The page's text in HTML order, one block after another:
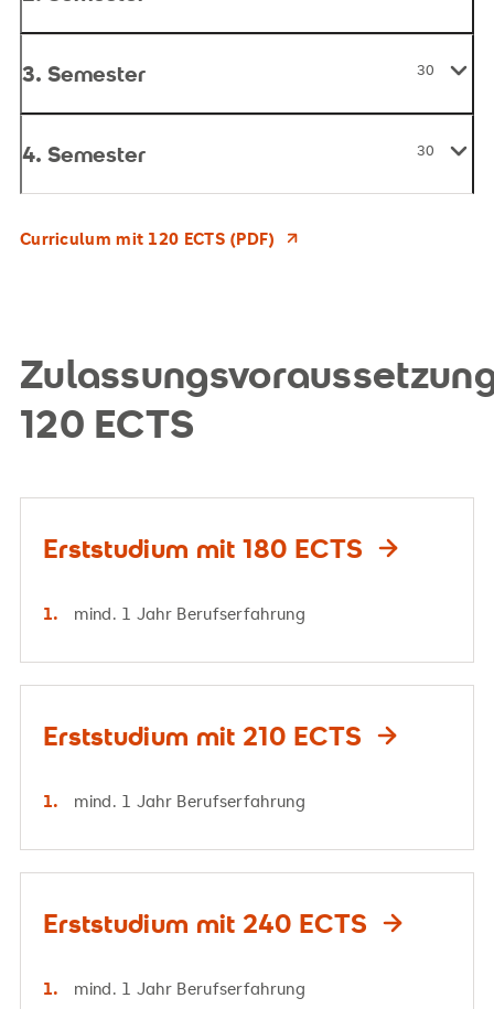
3. Semester 30
4. Semester 30
Curriculum mit 120 ECTS (PDF)
120 ECTS
Erststudium mit 180 ECTS
mind. 1 Jahr Berufserfahrung
Erststudium mit 210 ECTS
mind. 1 Jahr Berufserfahrung
Erststudium mit 240 ECTS
mind. 1 Jahr Berufserfahrung